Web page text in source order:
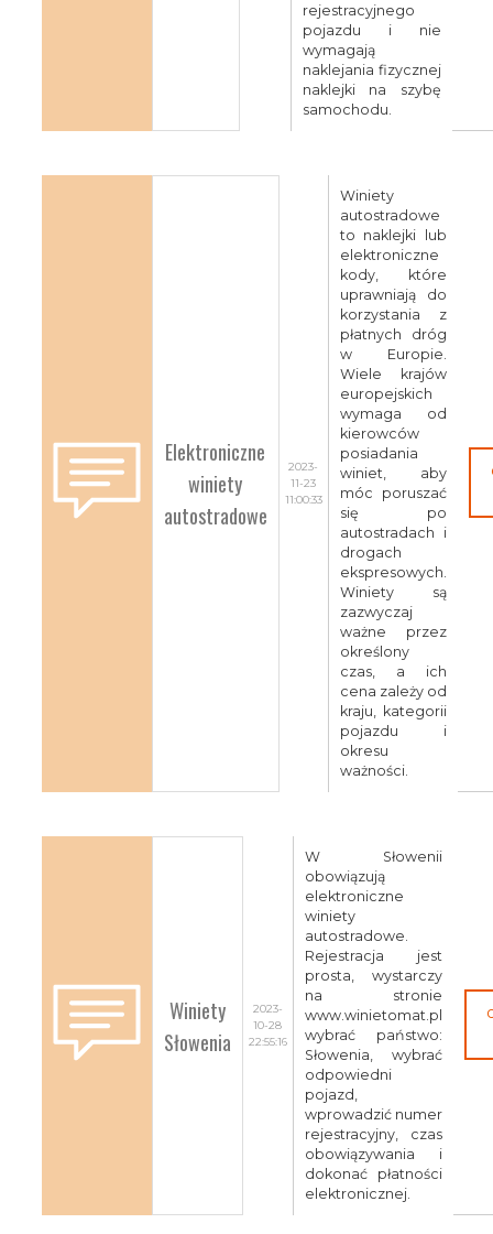
rejestracyjnego
pojazdu i nie
wymagają
naklejania fizycznej
naklejki na szybę
samochodu.
Elektroniczne
winiety
autostradowe
2023-
11-23
11:00:33
Winiety
autostradowe
to naklejki lub
elektroniczne
kody, które
uprawniają do
korzystania z
płatnych dróg
w Europie.
Wiele krajów
europejskich
wymaga od
kierowców
posiadania
winiet, aby
móc poruszać
się po
autostradach i
drogach
ekspresowych.
Winiety są
zazwyczaj
ważne przez
określony
czas, a ich
cena zależy od
kraju, kategorii
pojazdu i
okresu
ważności.
Winiety
Słowenia
2023-
10-28
22:55:16
W Słowenii
obowiązują
elektroniczne
winiety
autostradowe.
Rejestracja jest
prosta, wystarczy
na stronie
www.winietomat.pl
wybrać państwo:
Słowenia, wybrać
odpowiedni
pojazd,
wprowadzić numer
rejestracyjny, czas
obowiązywania i
dokonać płatności
elektronicznej.